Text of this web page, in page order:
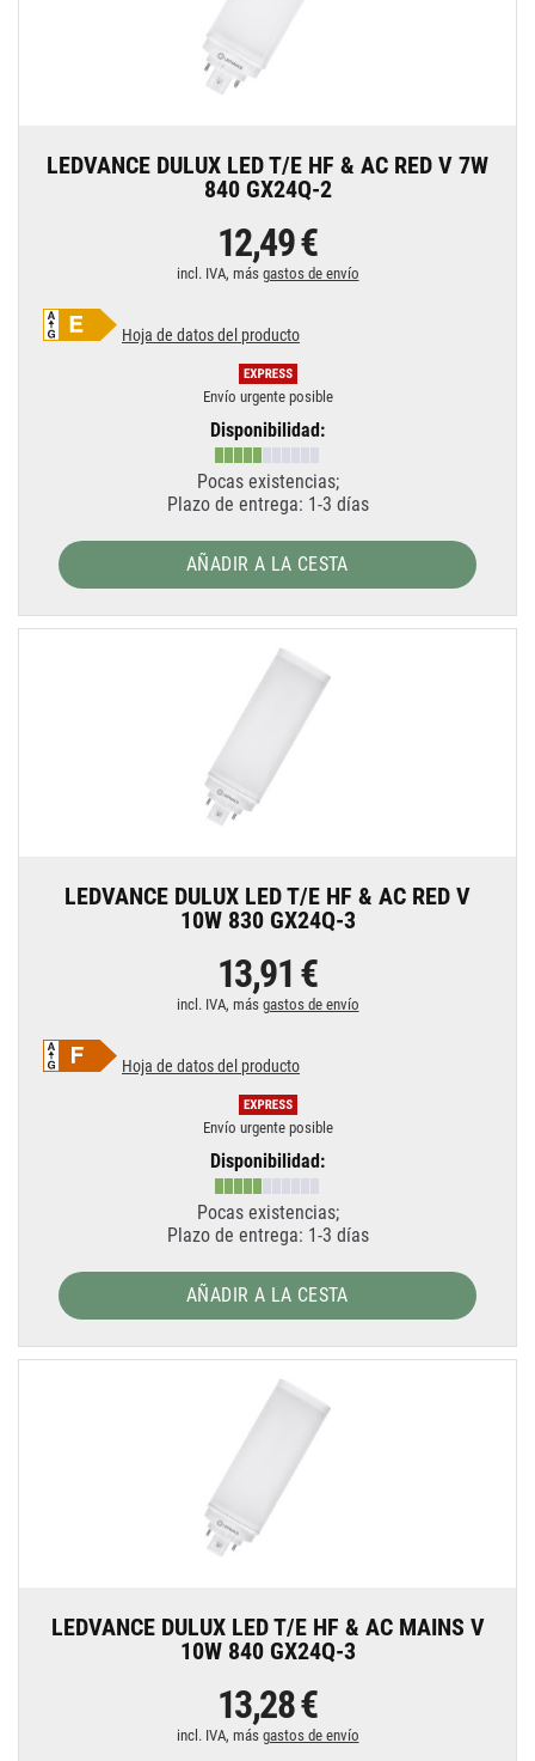
LEDVANCE DULUX LED T/E HF & AC RED V 7W
840 GX24Q-2
12,49 €
incl. IVA, más gastos de envío
Hoja de datos del producto
Envío urgente posible
Disponibilidad:
Pocas existencias;
Plazo de entrega: 1-3 días
AÑADIR A LA CESTA
LEDVANCE DULUX LED T/E HF & AC RED V
10W 830 GX24Q-3
13,91 €
incl. IVA, más gastos de envío
Hoja de datos del producto
Envío urgente posible
Disponibilidad:
Pocas existencias;
Plazo de entrega: 1-3 días
AÑADIR A LA CESTA
LEDVANCE DULUX LED T/E HF & AC MAINS V
10W 840 GX24Q-3
13,28 €
incl. IVA, más gastos de envío